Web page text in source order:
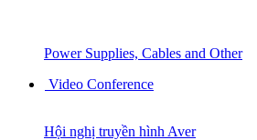
Power Supplies, Cables and Other
Video Conference
Hội nghị truyền hình Aver